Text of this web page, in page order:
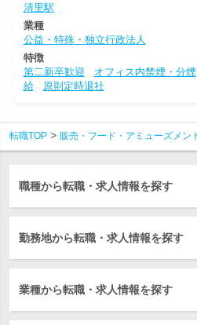
清里駅
業種
公益・特殊・独立行政法人
特徴
第二新卒歓迎
オフィス内禁煙・分煙
給
原則定時退社
転職TOP 販売・フード・アミューズメン
職種から転職・求人情報を探す
勤務地から転職・求人情報を探す
業種から転職・求人情報を探す